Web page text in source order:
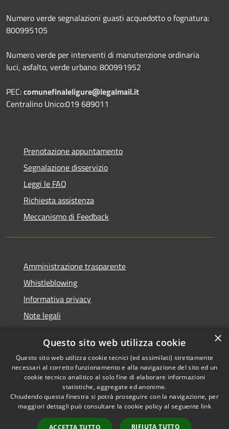
Numero verde segnalazioni guasti acquedotto o fognatura:
800995105
Numero verde per interventi di manutenzione ordinaria
luci, asfalto, verde urbano: 800991952
PEC:comunefinaleligure@legalmail.it
Centralino Unico:019 689011
Prenotazione appuntamento
Segnalazione disservizio
Leggi le FAQ
Richiesta assistenza
Meccanismo di Feedback
Amministrazione trasparente
Whistleblowing
Informativa privacy
Note legali
Segnalazioni di inaccessibilità
RSS
Accessibilità
Copyright © 2026 • Comune di
Finale Ligure • Powered by
Municipium• Accesso
×
Questo sito web utilizza cookie
Questo sito web utilizza cookie tecnici (ed assimilati) strettamente
necessari al corretto funzionamento e alla navigazione del sito ed un
cookie tecnico analitico al solo fine di elaborare informazioni
statistiche, aggregate ed anonime.
Chiudendo questa finestra si potrà proseguire con la navigazione, per
maggiori dettagli può consultare la cookie policy al seguente link
ACCETTA TUTTO RIFIUTA TUTTO